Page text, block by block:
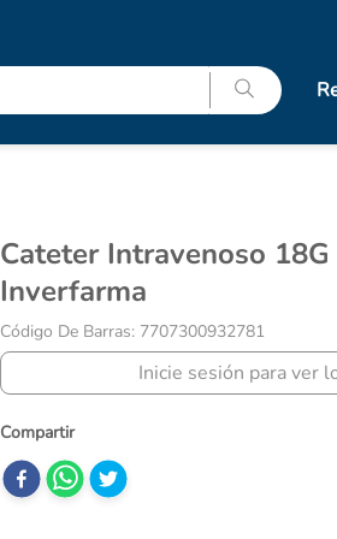
Cateter Intravenoso 18G 1.3X32
Inverfarma
Código De Barras: 7707300932781
Inicie sesión para ver